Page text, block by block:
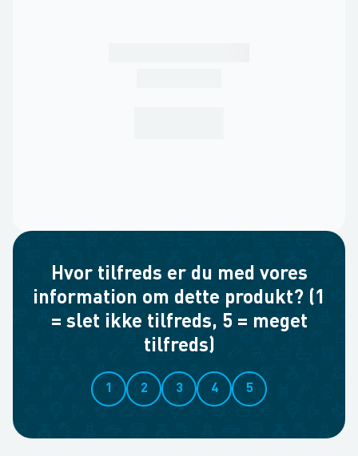
Hvor tilfreds er du med vores
information om dette produkt? (1
= slet ikke tilfreds, 5 = meget
tilfreds)
1 2 3 4 5